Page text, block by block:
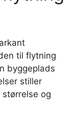
til flytning
byggeplads
stiller
og